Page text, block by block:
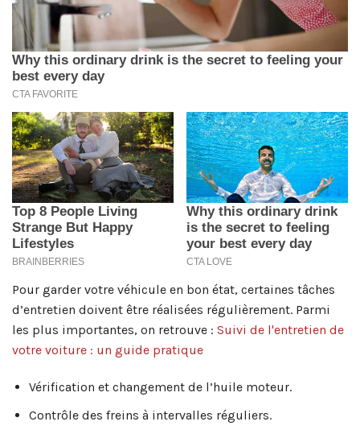
Pour garder votre véhicule en bon état, certaines tâches
d’entretien doivent être réalisées régulièrement. Parmi
les plus importantes, on retrouve : Suivi de l'entretien de
votre voiture : un guide pratique
Vérification et changement de l’huile moteur.
Contrôle des freins à intervalles réguliers.